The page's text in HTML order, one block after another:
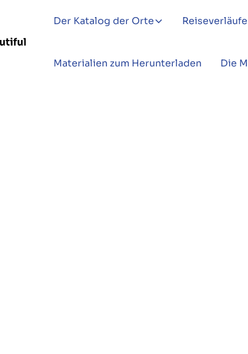
Der Katalog der Orte Reiseverläufe
Materialien zum Herunterladen Die